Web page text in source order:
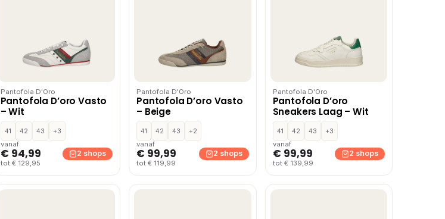
Pantofola D'Oro
Pantofola D’oro Vasto
– Wit
41 42 43
+3
vanaf
€ 94,99
tot € 129,95
2 shops
Pantofola D'Oro
Pantofola D’oro Vasto
– Beige
41 42 43
+2
vanaf
€ 99,99
tot € 119,99
2 shops
Pantofola D'Oro
Pantofola D’oro
Sneakers Laag – Wit
41 42 43
+3
vanaf
€ 99,99
tot € 139,99
2 shops